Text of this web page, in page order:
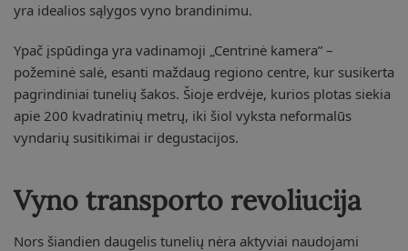
yra idealios sąlygos vyno brandinimu.
Ypač įspūdinga yra vadinamoji „Centrinė kamera” –
požeminė salė, esanti maždaug regiono centre, kur susikerta
pagrindiniai tunelių šakos. Šioje erdvėje, kurios plotas siekia
apie 200 kvadratinių metrų, iki šiol vyksta neformalūs
vyndarių susitikimai ir degustacijos.
Vyno transporto revoliucija
Nors šiandien daugelis tunelių nėra aktyviai naudojami